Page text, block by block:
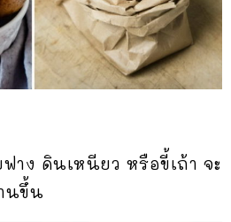
าง ดินเหนียว หรือขี้เถ้า จะ
นขึ้น